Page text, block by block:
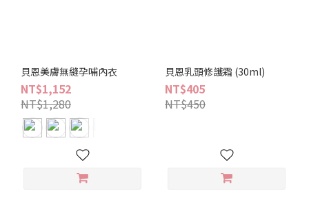
貝恩美膚無縫孕哺內衣
NT$1,152
NT$1,280
貝恩乳頭修護霜 (30ml)
NT$405
NT$450